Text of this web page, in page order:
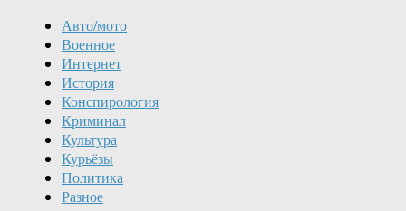
Авто/мото
Военное
Интернет
История
Конспирология
Криминал
Культура
Курьёзы
Политика
Разное